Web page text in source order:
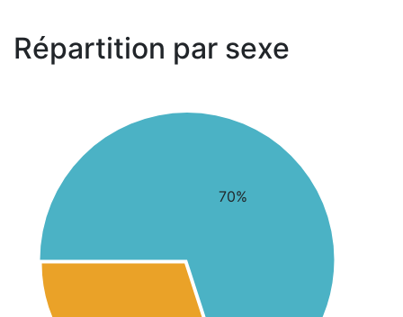
Répartition par sexe
70%